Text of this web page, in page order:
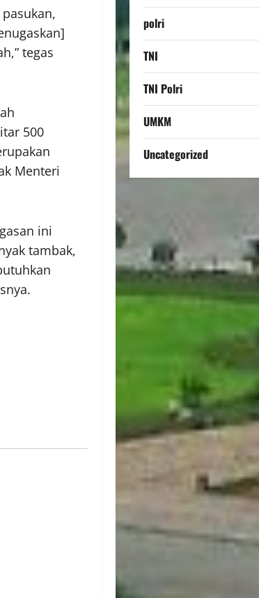
tegas
500
Menteri
ini
tambak,
polri
TNI
TNI Polri
UMKM
Uncategorized